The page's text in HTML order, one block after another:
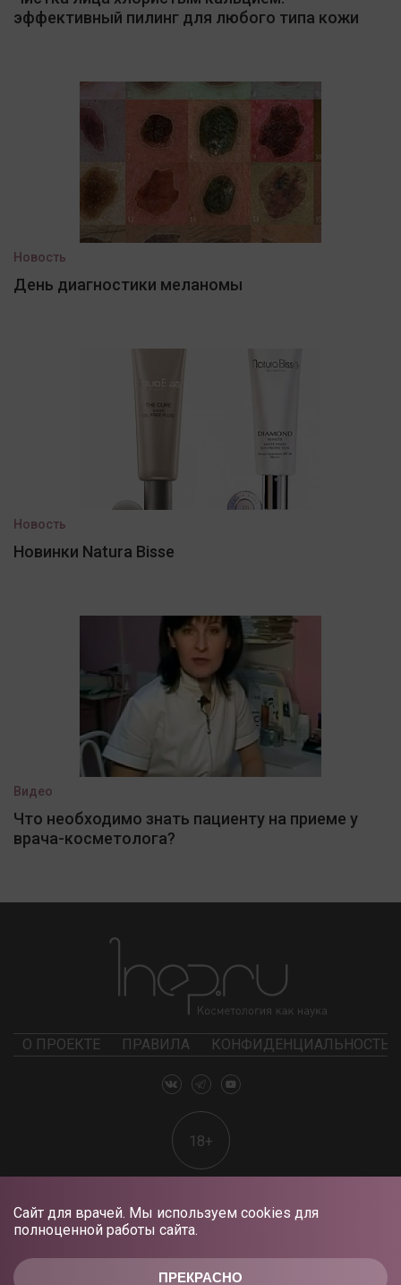
ПРЕКРАСНО
Сайт для врачей. Мы используем cookies для
полноценной работы сайта.
эффективный пилинг для любого типа кожи
Новость
День диагностики меланомы
Новость
Новинки Natura Bisse
Видео
Что необходимо знать пациенту на приеме у
врача-косметолога?
О ПРОЕКТЕ ПРАВИЛА КОНФИДЕНЦИАЛЬНОСТЬ
18+